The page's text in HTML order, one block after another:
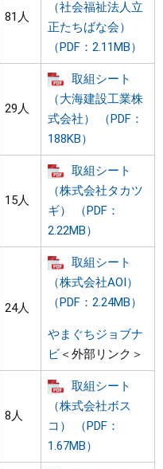
81人
（社会福祉法人立
正たちばな会）
（PDF：2.11MB）
29人
取組シート
（大海建設工業株
式会社） （PDF：
188KB）
15人
取組シート
（株式会社タカツ
ギ） （PDF：
2.22MB）
24人
取組シート
（株式会社AOI）
（PDF：2.24MB）
やまぐちジョブナ
ビ＜外部リンク＞
8人
取組シート
（株式会社ボス
コ） （PDF：
1.67MB）